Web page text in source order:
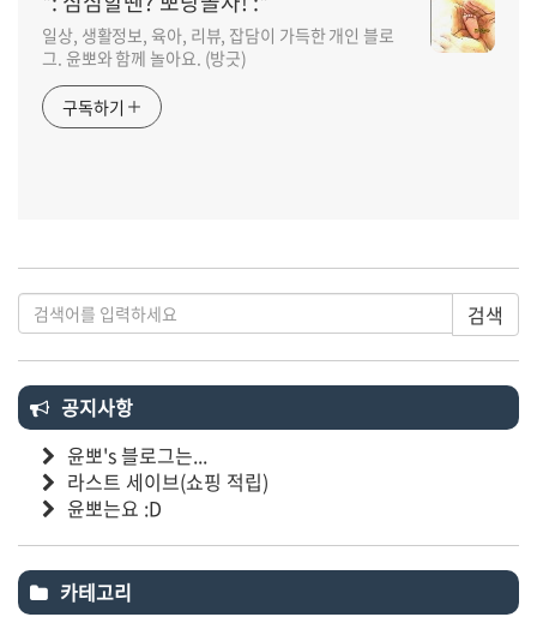
일상, 생활정보, 육아, 리뷰, 잡담이 가득한 개인 블로
그. 윤뽀와 함께 놀아요. (방긋)
구독하기
검색
공지사항
윤뽀's 블로그는...
라스트 세이브(쇼핑 적립)
윤뽀는요 :D
카테고리